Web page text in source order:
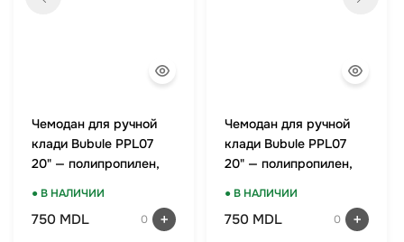
Чемодан для ручной
клади Bubule PPL07
20" — полипропилен,
● В НАЛИЧИИ
750 MDL 0
Чемодан для ручной
клади Bubule PPL07
20" — полипропилен,
● В НАЛИЧИИ
750 MDL 0